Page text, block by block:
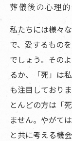
葬儀後の心理的
私たちには様々
で、愛するもの
でしょう。その
るか、「死」は
も注目しており
とんどの方は「
ません。やがて
と共に考える機